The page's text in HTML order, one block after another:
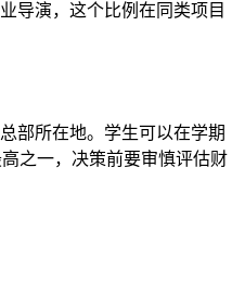
导演，这个比例在同类项目
部所在地。学生可以在学期
之一，决策前要审慎评估财